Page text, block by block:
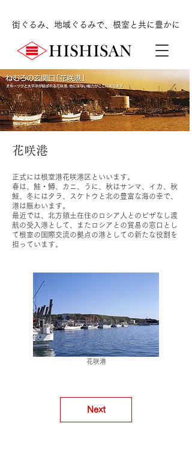
街ぐるみ、地域ぐるみで、根室と共に豊かに
花咲港
正式には根室港花咲港区といいます。
春は、鮭・鱒、カニ、うに、秋はサンマ、イカ、秋
鮭、冬にはタラ、スケトウと北の豊富な海の幸で、
港は賑わいます。
最近では、北方領土在住のロシア人とのビザなし渡
航の受入港として、またロシアとの貿易の窓口とし
て根室の国際交流の拠点の港としての新たな役割を
担っています。
花咲港
Next